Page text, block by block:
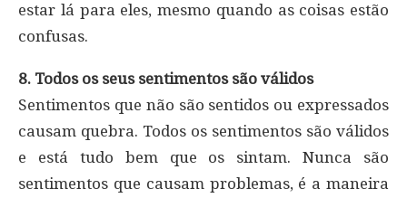
estar lá para eles, mesmo quando as coisas estão
confusas.
8. Todos os seus sentimentos são válidos
Sentimentos que não são sentidos ou expressados
causam quebra. Todos os sentimentos são válidos
e está tudo bem que os sintam. Nunca são
sentimentos que causam problemas, é a maneira